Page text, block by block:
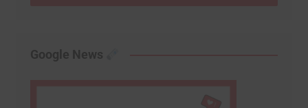
Google News